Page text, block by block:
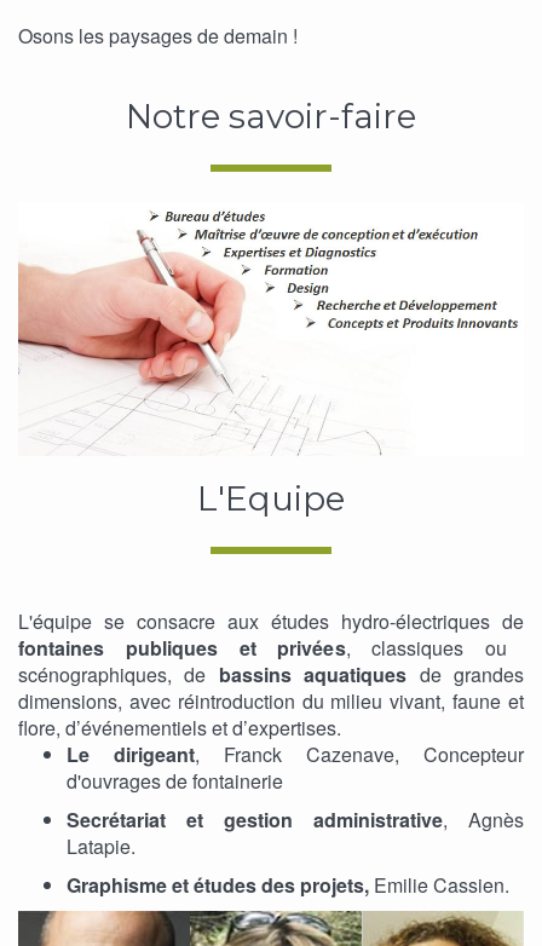
Osons les paysages de demain !
Notre savoir-faire
L'Equipe
L'équipe se consacre aux études hydro-électriques de
fontaines publiques et privées, classiques ou
scénographiques, de bassins aquatiques de grandes
dimensions, avec réintroduction du milieu vivant, faune et
flore, d’événementiels et d’expertises.
Le dirigeant, Franck Cazenave, Concepteur
d'ouvrages de fontainerie
Secrétariat et gestion administrative, Agnès
Latapie.
Graphisme et études des projets, Emilie Cassien.